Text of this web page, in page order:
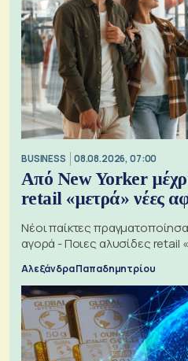
BUSINESS 08.08.2026, 07:00
Από New Yorker
retail «μετρά» νέες
Νέοι παίκτες
αγορά - Ποιες αλυσίδες retail
Αλεξάνδρα Παπαδημητρίου